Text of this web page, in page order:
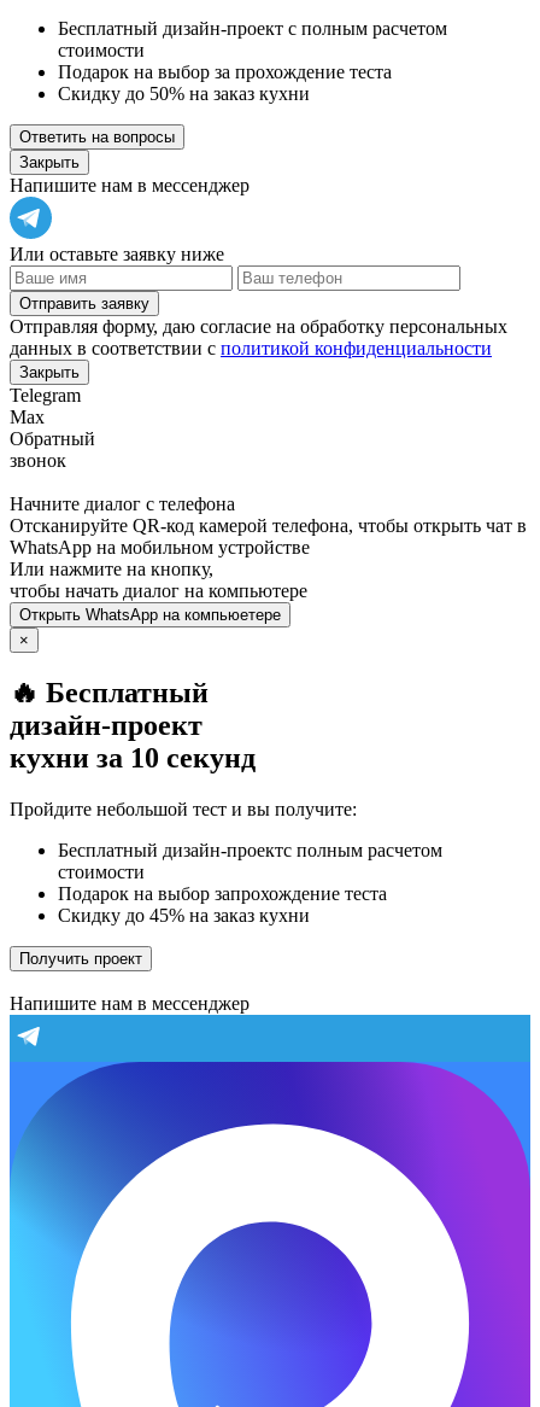
Бесплатный дизайн-проект с полным расчетом
стоимости
Подарок на выбор за прохождение теста
Скидку до 50% на заказ кухни
Ответить на вопросы
Закрыть
Напишите нам в мессенджер
Или оставьте заявку ниже
Отправить заявку
Отправляя форму, даю согласие на обработку персональных
данных в соответствии с политикой конфиденциальности
Закрыть
Telegram
Max
Обратный
звонок
Начните диалог с телефона
Отсканируйте QR-код камерой телефона, чтобы открыть чат в
WhatsApp на мобильном устройстве
Или нажмите на кнопку,
чтобы начать диалог на компьютере
Открыть WhatsApp на компьюетере
×
🔥 Бесплатный
дизайн-проект
кухни за 10 секунд
Пройдите небольшой тест и вы получите:
Бесплатный дизайн-проектс полным расчетом
стоимости
Подарок на выбор запрохождение теста
Скидку до 45% на заказ кухни
Получить проект
Напишите нам в мессенджер